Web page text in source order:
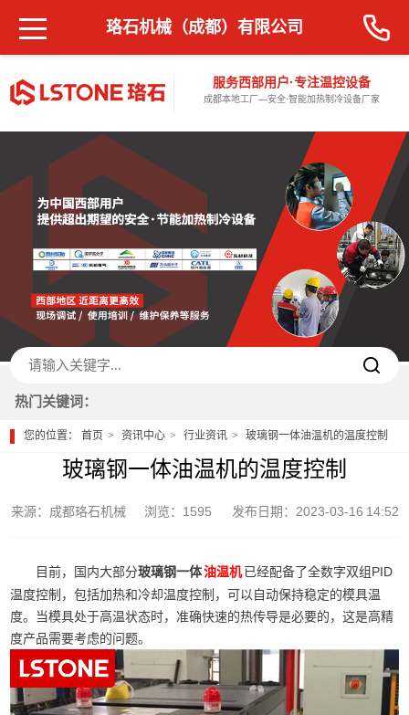
服务西部用户·专注温控设备
成都本地工厂—安全·智能加热制冷设备厂家
珞石机械（成都）有限公司
热门关键词：
您的位置：首页 资讯中心 行业资讯 玻璃钢一体油温机的温度控制
玻璃钢一体油温机的温度控制
来源：成都珞石机械 浏览：1595 发布日期：2023-03-16 14:52
目前，国内大部分玻璃钢一体油温机已经配备了全数字双组PID
温度控制，包括加热和冷却温度控制，可以自动保持稳定的模具温
度。当模具处于高温状态时，准确快速的热传导是必要的，这是高精
度产品需要考虑的问题。